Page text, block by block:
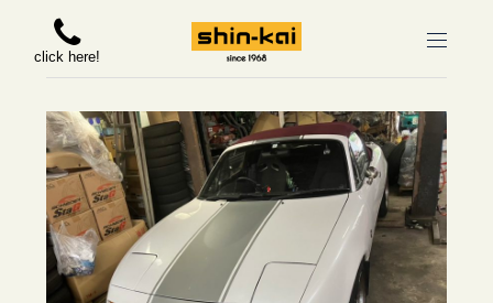
click here!